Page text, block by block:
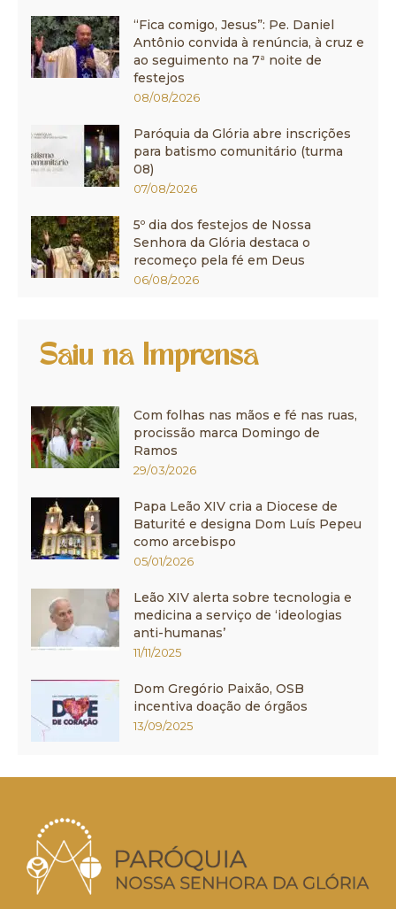
“Fica comigo, Jesus”: Pe. Daniel
Antônio convida à renúncia, à cruz e
ao seguimento na 7ª noite de
festejos
08/08/2026
Paróquia da Glória abre inscrições
para batismo comunitário (turma
08)
07/08/2026
5º dia dos festejos de Nossa
Senhora da Glória destaca o
recomeço pela fé em Deus
06/08/2026
Saiu na Imprensa
Com folhas nas mãos e fé nas ruas,
procissão marca Domingo de
Ramos
29/03/2026
Papa Leão XIV cria a Diocese de
Baturité e designa Dom Luís Pepeu
como arcebispo
05/01/2026
Leão XIV alerta sobre tecnologia e
medicina a serviço de ‘ideologias
anti-humanas’
11/11/2025
Dom Gregório Paixão, OSB
incentiva doação de órgãos
13/09/2025